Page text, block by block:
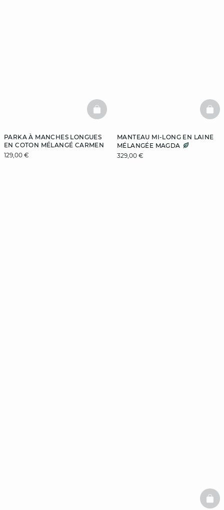
PARKA À MANCHES LONGUES
EN COTON MÉLANGÉ CARMEN
129,00 €
BASKETFULL
MANTEAU MI-LONG EN LAINE
MÉLANGÉE MAGDA
329,00 €